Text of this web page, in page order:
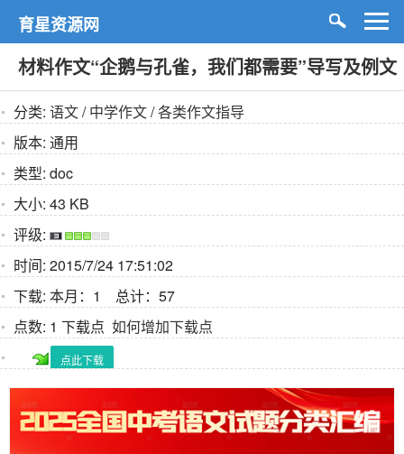
育星资源网
材料作文“企鹅与孔雀，我们都需要”导写及例文
分类: 语文/中学作文/各类作文指导
版本: 通用
类型: doc
大小: 43 KB
评级:
时间: 2015/7/24 17:51:02
下载: 本月：1 总计：57
点数: 1 下载点 如何增加下载点
点此下载